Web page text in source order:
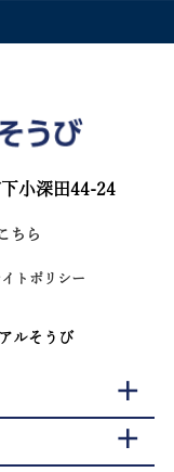
小深田44-24
ちら
トポリシー
ルそうび